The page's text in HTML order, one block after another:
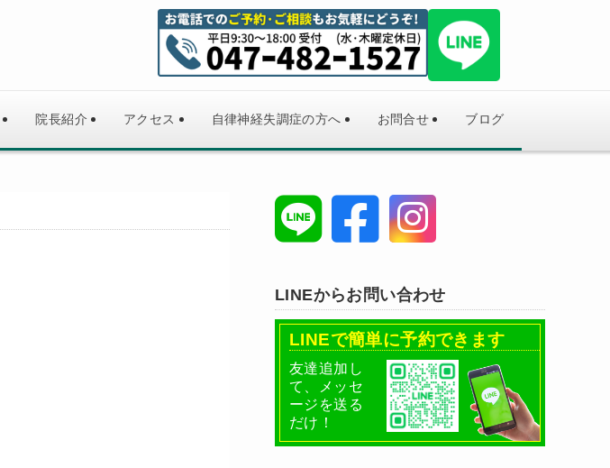
院長紹介 アクセス 自律神経失調症の方へ お問合せ ブログ
LINEからお問い合わせ
LINEで簡単に予約できます
友達追加し
て、メッセ
ージを送る
だけ！